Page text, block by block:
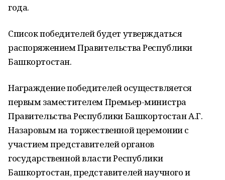
года.
Список победителей будет утверждаться
распоряжением Правительства Республики
Башкортостан.
Награждение победителей осуществляется
первым заместителем Премьер-министра
Правительства Республики Башкортостан А.Г.
Назаровым на торжественной церемонии с
участием представителей органов
государственной власти Республики
Башкортостан, представителей научного и